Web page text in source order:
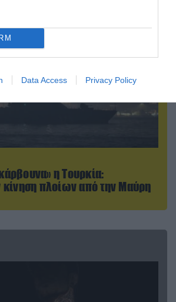
Data Access Privacy Policy
η Τουρκία:
κίνηση πλοίων από την Μαύρη